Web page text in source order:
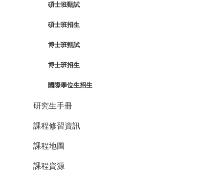
碩士班甄試
碩士班招生
博士班甄試
博士班招生
國際學位生招生
研究生手冊
課程修習資訊
課程地圖
課程資源